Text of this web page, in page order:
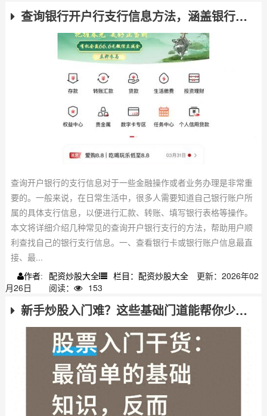
查询银行开户行支行信息方法，涵盖银行卡/存折/电子银行等
查询开户银行的支行信息对于一些金融操作或者业务办理是非常重
要的。一般来说，在日常生活中，很多人需要知道自己银行账户所
属的具体支行信息，以便进行汇款、转账、填写银行表格等操作。
本文将详细介绍几种常见的查询开户银行支行的方法，帮助用户顺
利查找自己的银行支行信息。一、查看银行卡或银行账户信息最直
接、最...
作者: 配资炒股大全 栏目：配资炒股大全
更新：2026年02
月26日
阅读： 153
新手炒股入门难？这些基础门道能帮你少走弯路